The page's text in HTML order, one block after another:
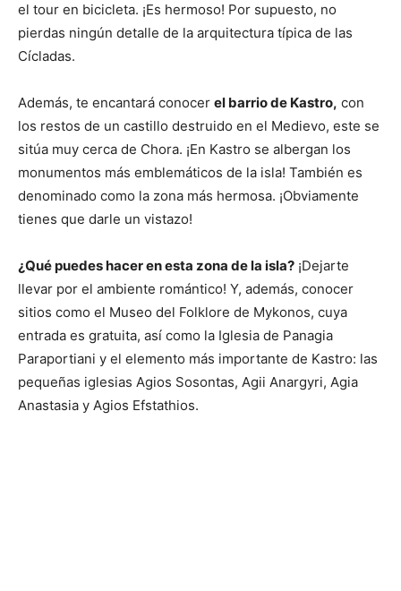
el tour en bicicleta. ¡Es hermoso! Por supuesto, no
pierdas ningún detalle de la arquitectura típica de las
Cícladas.
Además, te encantará conocer el barrio de Kastro, con
los restos de un castillo destruido en el Medievo, este se
sitúa muy cerca de Chora. ¡En Kastro se albergan los
monumentos más emblemáticos de la isla! También es
denominado como la zona más hermosa. ¡Obviamente
tienes que darle un vistazo!
¿Qué puedes hacer en esta zona de la isla? ¡Dejarte
llevar por el ambiente romántico! Y, además, conocer
sitios como el Museo del Folklore de Mykonos, cuya
entrada es gratuita, así como la Iglesia de Panagia
Paraportiani y el elemento más importante de Kastro: las
pequeñas iglesias Agios Sosontas, Agii Anargyri, Agia
Anastasia y Agios Efstathios.